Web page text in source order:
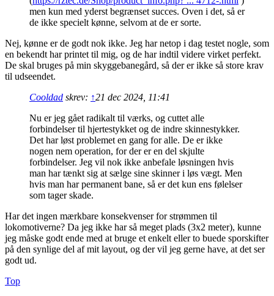
men kun med yderst begrænset succes. Oven i det, så er
de ikke specielt kønne, selvom at de er sorte.
Nej, kønne er de godt nok ikke. Jeg har netop i dag testet nogle, som
en bekendt har printet til mig, og de har indtil videre virket perfekt.
De skal bruges på min skyggebanegård, så der er ikke så store krav
til udseendet.
Cooldad skrev: ↑21 dec 2024, 11:41
Nu er jeg gået radikalt til værks, og cuttet alle
forbindelser til hjertestykket og de indre skinnestykker.
Det har løst problemet en gang for alle. De er ikke
nogen nem operation, for der er en del skjulte
forbindelser. Jeg vil nok ikke anbefale løsningen hvis
man har tænkt sig at sælge sine skinner i løs vægt. Men
hvis man har permanent bane, så er det kun ens følelser
som tager skade.
Har det ingen mærkbare konsekvenser for strømmen til
lokomotiverne? Da jeg ikke har så meget plads (3x2 meter), kunne
jeg måske godt ende med at bruge et enkelt eller to buede sporskifter
på den synlige del af mit layout, og der vil jeg gerne have, at det ser
godt ud.
Top